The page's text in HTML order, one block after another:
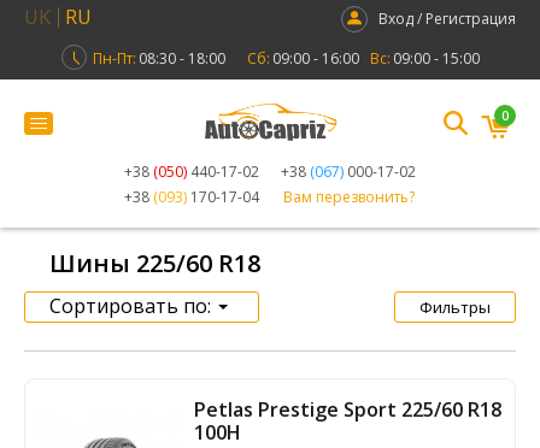
UK RU
Вход / Регистрация
Пн-Пт: 08:30 - 18:00 Сб: 09:00 - 16:00 Вс: 09:00 - 15:00
+38 (050) 440-17-02 +38 (067) 000-17-02
+38 (093) 170-17-04 Вам перезвонить?
0
Шины 225/60 R18
Сортировать по: Фильтры
Petlas Prestige Sport 225/60 R18
100H